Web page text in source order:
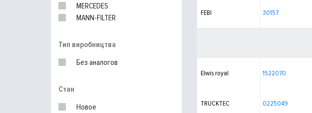
MERCEDES
MANN-FILTER
KNECHT
Тип виробництва
Без аналогов
Стан
Новое
FEBI 30157
Elwis royal 1522070
TRUCKTEC 0225049